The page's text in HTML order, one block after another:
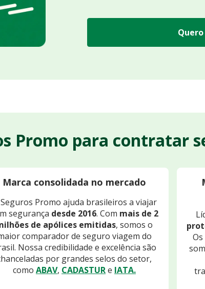
Promo para contratar
Marca consolidada no mercado
Promo ajuda brasileiros a viajar
segurança desde 2016. Com mais de 2
de apólices emitidas, somos o
comparador de seguro viagem do
Nossa credibilidade e excelência são
por grandes selos do setor,
como ABAV, CADASTURe IATA.